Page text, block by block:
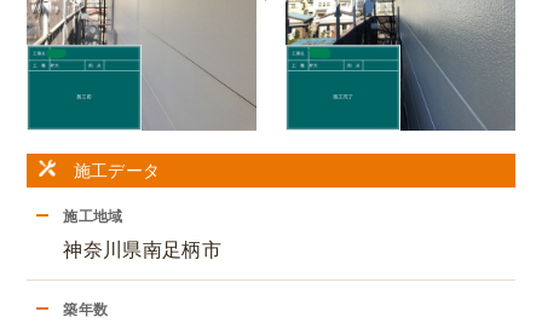
施工データ
施工地域
神奈川県南足柄市
築年数